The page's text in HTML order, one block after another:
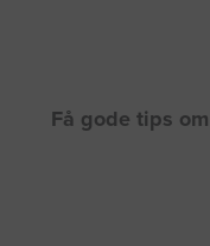
Få gode tips